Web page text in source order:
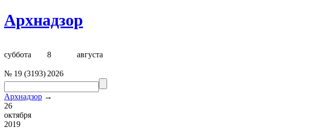
Архнадзор
суббота 8 августа
№ 19 (3193) 2026
Архнадзор →
26
октября
2019